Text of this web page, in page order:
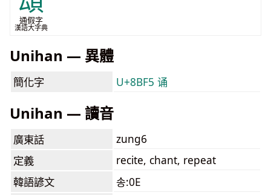
通假字
漢語大字典
Unihan — 異體
簡化字 U+8BF5 诵
Unihan — 讀音
廣東話
zung6
定義
recite, chant, repeat
韓語諺文
송:0E